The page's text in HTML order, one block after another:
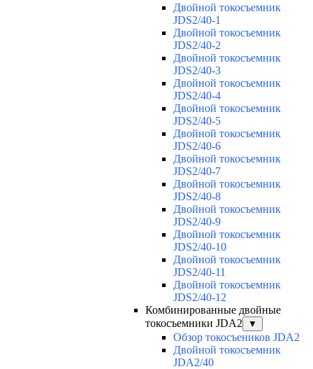
Двойной токосъемник
JDS2/40-1
Двойной токосъемник
JDS2/40-2
Двойной токосъемник
JDS2/40-3
Двойной токосъемник
JDS2/40-4
Двойной токосъемник
JDS2/40-5
Двойной токосъемник
JDS2/40-6
Двойной токосъемник
JDS2/40-7
Двойной токосъемник
JDS2/40-8
Двойной токосъемник
JDS2/40-9
Двойной токосъемник
JDS2/40-10
Двойной токосъемник
JDS2/40-11
Двойной токосъемник
JDS2/40-12
Комбинированные двойные
токосъемники JDA2
▼
Обзор токосъеников JDA2
Двойной токосъемник
JDA2/40